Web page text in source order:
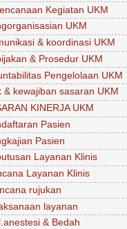
Kegiatan UKM
UKM
& koordinasi UKM
& Prosedur UKM
Pengelolaan UKM
& kewajiban sasaran UKM
KINERJA UKM
Pasien
Pasien
Layanan Klinis
Layanan Klinis
rujukan
layanan
& Bedah